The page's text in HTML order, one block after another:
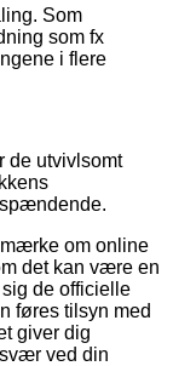
Som
som fx
i flere
de utvivlsomt
om online
det kan være en
de officielle
føres tilsyn med
giver dig
ved din